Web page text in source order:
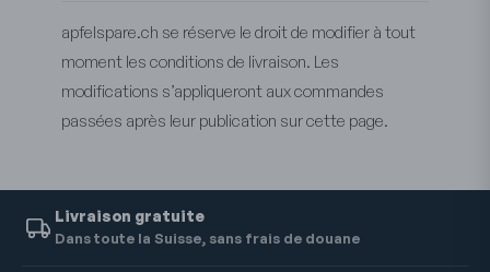
apfelspare.ch se réserve le droit de modifier à tout
moment les conditions de livraison. Les
modifications s’appliqueront aux commandes
passées après leur publication sur cette page.
Livraison gratuite
Dans toute la Suisse, sans frais de douane